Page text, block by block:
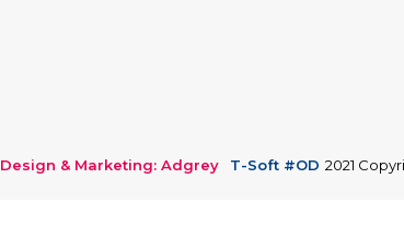
Design & Marketing: Adgrey T-Soft #OD 2021